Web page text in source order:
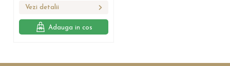
Vezi detalii
Adauga in cos